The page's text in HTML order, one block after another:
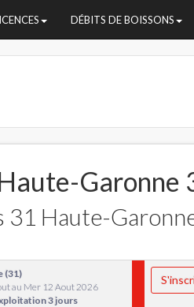
DÉBITS DE BOISSONS
Garonne
31 Haute-
(31)
au Mer 12 Aout 2026
3 jours